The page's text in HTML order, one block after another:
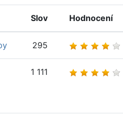
Slov Hodnocení
295
1 111